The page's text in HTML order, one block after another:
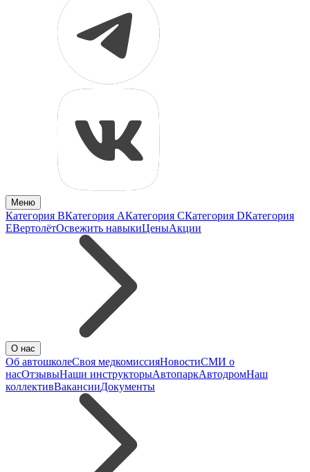
Меню
Категория BКатегория AКатегория CКатегория DКатегория
EВертолётОсвежить навыкиЦеныАкции
О нас
Об автошколеСвоя медкомиссияНовостиСМИ о
насОтзывыНаши инструкторыАвтопаркАвтодромНаш
коллективВакансииДокументы